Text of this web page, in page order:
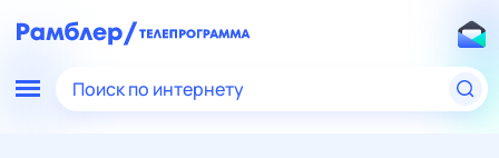
Поиск по интернету